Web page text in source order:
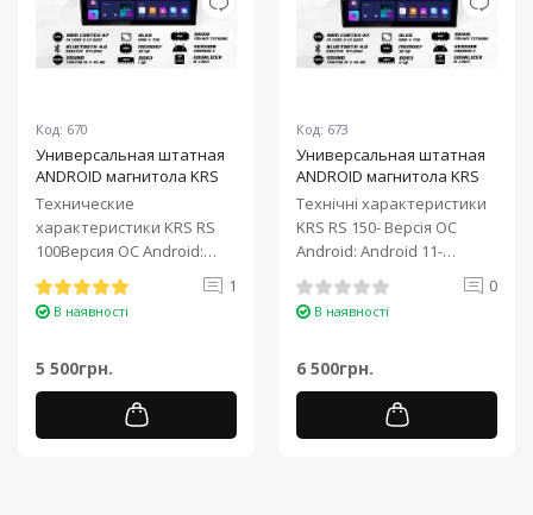
Код: 670
Универсальная штатная
ANDROID магнитола KRS
RS 100 9" 1/32 GB
Технические
характеристики KRS RS
100Версия ОС Android:
Android 11Процессор: 4-
ядерный ARM Cortex-A7..
1
В наявності
5 500грн.
Код: 673
Универсальная штатная
ANDROID магнитола KRS
RS 150 10" 2/32 GB
Технічні характеристики
KRS RS 150- Версія ОС
Android: Android 11-
Процесор: 4-ядерний ARM
Cortex-A7..
0
В наявності
6 500грн.